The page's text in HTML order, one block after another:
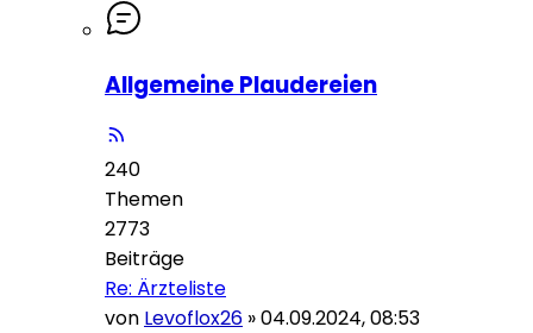
Allgemeine Plaudereien
240
Themen
2773
Beiträge
Re: Ärzteliste
von Levoflox26 »04.09.2024, 08:53